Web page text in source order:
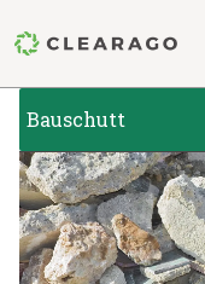
Bauschutt